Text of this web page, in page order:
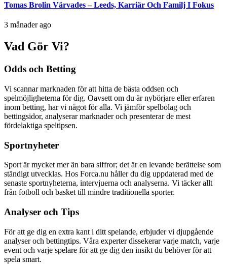
Tomas Brolin Värvades – Leeds, Karriär Och Familj I Fokus
3 månader ago
Vad Gör Vi?
Odds och Betting
Vi scannar marknaden för att hitta de bästa oddsen och
spelmöjligheterna för dig. Oavsett om du är nybörjare eller erfaren
inom betting, har vi något för alla. Vi jämför spelbolag och
bettingsidor, analyserar marknader och presenterar de mest
fördelaktiga speltipsen.
Sportnyheter
Sport är mycket mer än bara siffror; det är en levande berättelse som
ständigt utvecklas. Hos Forca.nu håller du dig uppdaterad med de
senaste sportnyheterna, intervjuerna och analyserna. Vi täcker allt
från fotboll och basket till mindre traditionella sporter.
Analyser och Tips
För att ge dig en extra kant i ditt spelande, erbjuder vi djupgående
analyser och bettingtips. Våra experter dissekerar varje match, varje
event och varje spelare för att ge dig den insikt du behöver för att
spela smart.